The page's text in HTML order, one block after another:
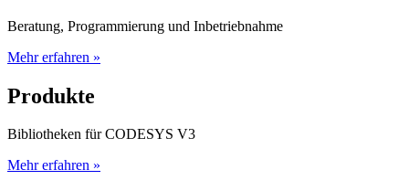
Beratung, Programmierung und Inbetriebnahme
Mehr erfahren »
Produkte
Bibliotheken für CODESYS V3
Mehr erfahren »